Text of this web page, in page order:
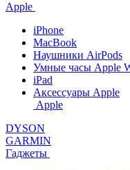
Apple
iPhone
MacBook
Наушники AirPods
Умные часы Apple
iPad
Аксессуары Apple
Apple
DYSON
GARMIN
Гаджеты